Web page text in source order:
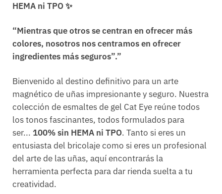
HEMA ni TPO ✨
“Mientras que otros se centran en ofrecer más
colores, nosotros nos centramos en ofrecer
ingredientes más seguros”.”
Bienvenido al destino definitivo para un arte
magnético de uñas impresionante y seguro. Nuestra
colección de esmaltes de gel Cat Eye reúne todos
los tonos fascinantes, todos formulados para
ser... 100% sin HEMA ni TPO. Tanto si eres un
entusiasta del bricolaje como si eres un profesional
del arte de las uñas, aquí encontrarás la
herramienta perfecta para dar rienda suelta a tu
creatividad.